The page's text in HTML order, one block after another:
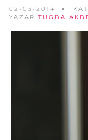
02-03-2014
YAZAR TUĞBA